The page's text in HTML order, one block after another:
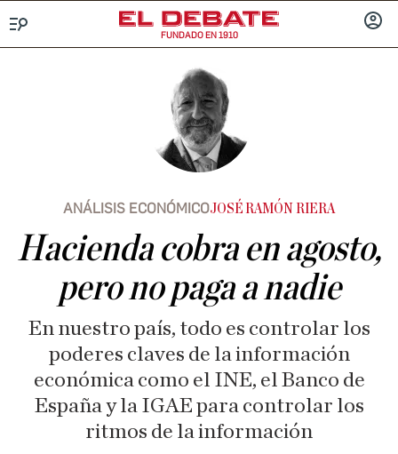
FUNDADO EN 1910
ANÁLISIS ECONÓMICOJOSÉ RAMÓN RIERA
Hacienda cobra en agosto,
pero no paga a nadie
En nuestro país, todo es controlar los
poderes claves de la información
económica como el INE, el Banco de
España y la IGAE para controlar los
ritmos de la información